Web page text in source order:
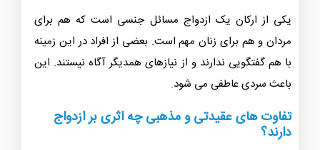
یکی از ارکان یک ازدواج مسائل جنسی است که هم برای
مردان و هم برای زنان مهم است. بعضی از افراد در این زمینه
با هم گفتگویی ندارند و از نیازهای همدیگر آگاه نیستند. این
باعث سردی عاطفی می شود.
تفاوت های عقیدتی و مذهبی چه اثری بر ازدواج
دارند؟